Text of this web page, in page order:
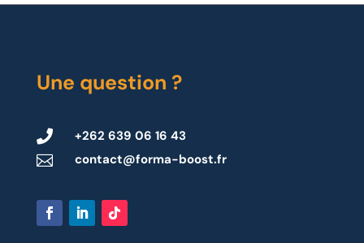
Une question ?

+262 639 06 16 43

contact@forma-boost.fr